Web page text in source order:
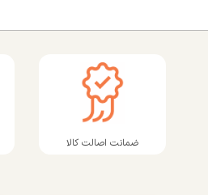
ضمانت اصالت کالا